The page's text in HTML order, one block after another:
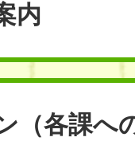
内
（各課へ